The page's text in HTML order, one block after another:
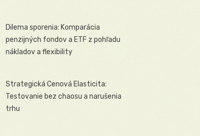
Dilema sporenia: Komparácia
penzijných fondov a ETF z pohľadu
nákladov a flexibility
Strategická Cenová Elasticita:
Testovanie bez chaosu a narušenia
trhu